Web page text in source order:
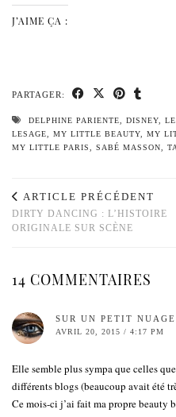
J’AIME ÇA :
PARTAGER:
DELPHINE PARIENTE, DISNEY,
LESAGE, MY LITTLE BEAUTY, MY
MY LITTLE PARIS, SABÉ MASSON,
ARTICLE PRÉCÉDENT
DIRTY DANCING : L’HISTOIRE
ORIGINALE SUR SCÈNE
14 COMMENTAIRES
SUR UN PETIT NUAGE
AVRIL 20, 2015 / 4:17 PM
Elle semble plus sympa que celles
différents blogs (beaucoup avait été
Ce mois-ci j’ai fait ma propre beauty